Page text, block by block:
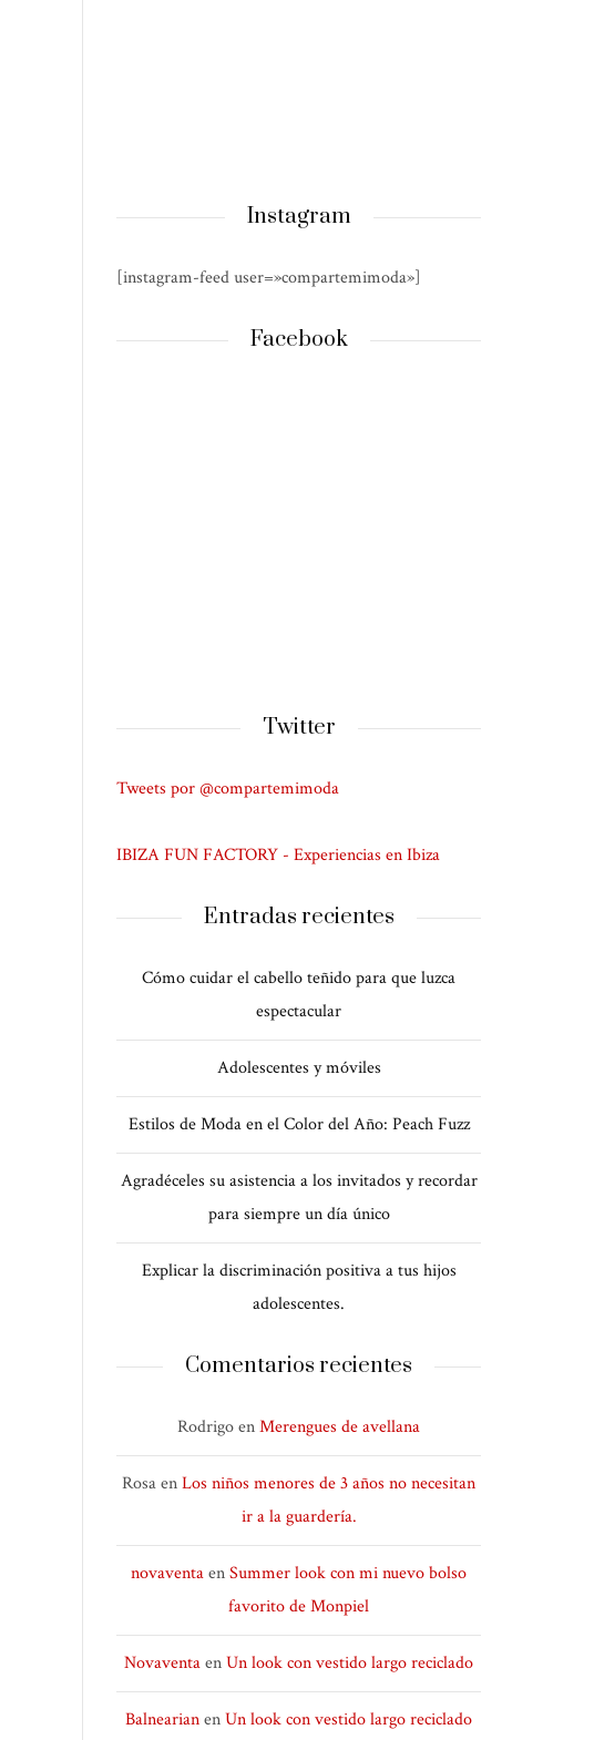
Instagram
[instagram-feed user=»compartemimoda»]
Facebook
Twitter
Tweets por @compartemimoda
IBIZA FUN FACTORY - Experiencias en Ibiza
Entradas recientes
Cómo cuidar el cabello teñido para que luzca
espectacular
Adolescentes y móviles
Estilos de Moda en el Color del Año: Peach Fuzz
Agradéceles su asistencia a los invitados y recordar
para siempre un día único
Explicar la discriminación positiva a tus hijos
adolescentes.
Comentarios recientes
RodrigoenMerengues de avellana
RosaenLos niños menores de 3 años no necesitan
ir a la guardería.
novaventaenSummer look con mi nuevo bolso
favorito de Monpiel
NovaventaenUn look con vestido largo reciclado
BalnearianenUn look con vestido largo reciclado